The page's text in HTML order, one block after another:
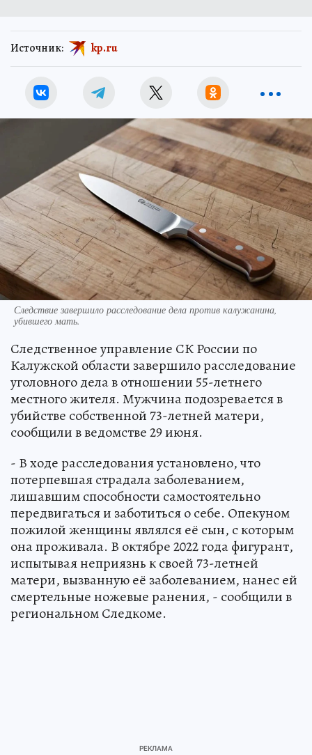
Источник: kp.ru
Следствие завершило расследование дела против калужанина,
убившего мать.
Следственное управление СК России по
Калужской области завершило расследование
уголовного дела в отношении 55-летнего
местного жителя. Мужчина подозревается в
убийстве собственной 73-летней матери,
сообщили в ведомстве 29 июня.
- В ходе расследования установлено, что
потерпевшая страдала заболеванием,
лишавшим способности самостоятельно
передвигаться и заботиться о себе. Опекуном
пожилой женщины являлся её сын, с которым
она проживала. В октябре 2022 года фигурант,
испытывая неприязнь к своей 73-летней
матери, вызванную её заболеванием, нанес ей
смертельные ножевые ранения, - сообщили в
региональном Следкоме.